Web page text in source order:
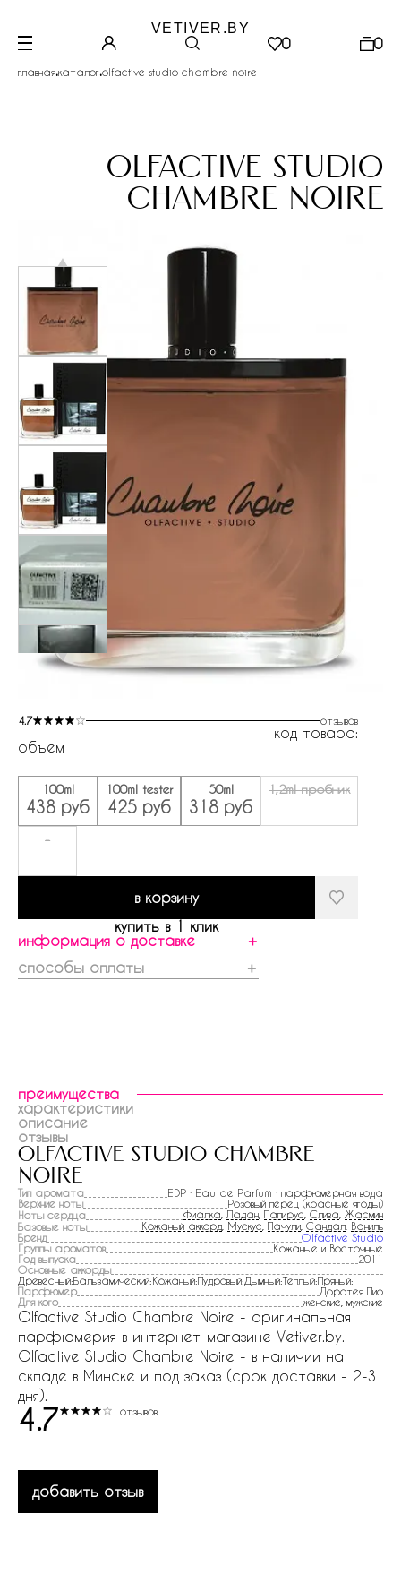
VETIVER.BY
0 0
главная.каталог.olfactive studio chambre noire
olfactive studio
chambre noire
4.7 отзывов
код товара:
объем
100ml
438 руб
100ml tester
425 руб
50ml
318 руб
1,2ml пробник
-
в корзину
купить в 1 клик
информация о доставке
＋
способы оплаты
＋
преимущества
характеристики
описание
отзывы
olfactive studio chambre
noire
Тип аромата
EDP · Eau de Parfum · парфюмерная вода
Верхние ноты
Розовый перец (красные ягоды)
Ноты сердца
Фиалка Ладан Папирус Слива Жасмин
Базовые ноты
Кожаный аккорд Мускус Пачули Сандал Ваниль
Бренд
Olfactive Studio
Группы ароматов
Кожаные и Восточные
Год выпуска
2011
Основные аккорды
Древесный:Бальзамический:Кожаный:Пудровый:Дымный:Теплый:Пряный:
Парфюмер
Доротея Пио
Для кого
женские, мужские
Olfactive Studio Chambre Noire - оригинальная
парфюмерия в интернет-магазине Vetiver.by.
Olfactive Studio Chambre Noire - в наличии на
складе в Минске и под заказ (срок доставки - 2-3
дня).
4.7 отзывов
добавить отзыв